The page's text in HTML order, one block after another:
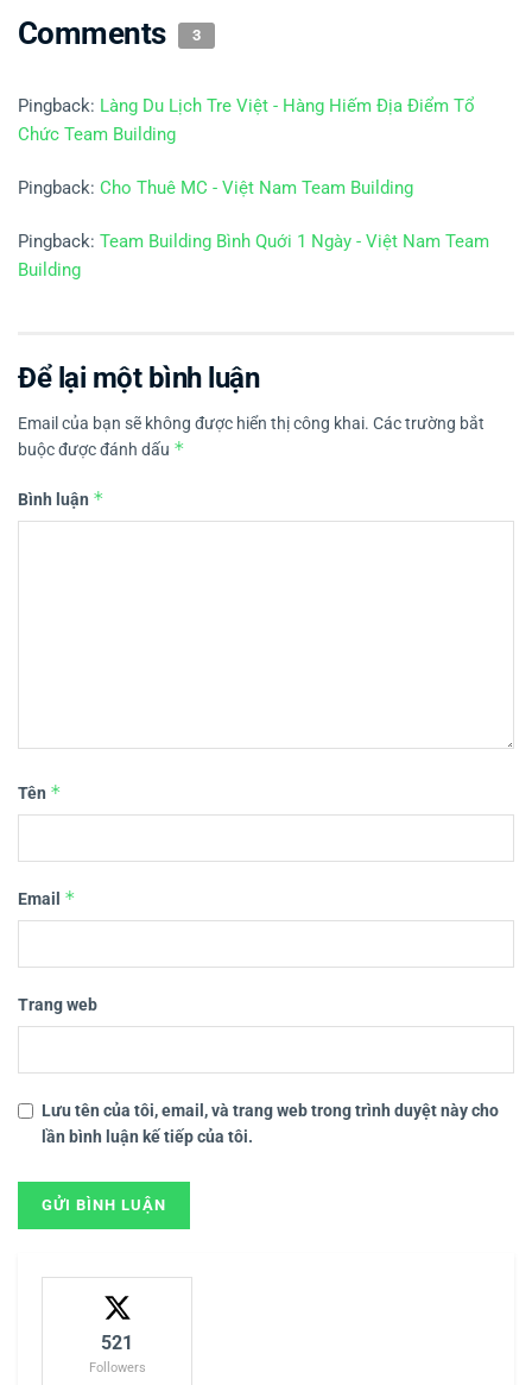
Comments 3
Pingback: Làng Du Lịch Tre Việt - Hàng Hiếm Địa Điểm Tổ
Chức Team Building
Pingback: Cho Thuê MC - Việt Nam Team Building
Pingback: Team Building Bình Quới 1 Ngày - Việt Nam Team
Building
Để lại một bình luận
Email của bạn sẽ không được hiển thị công khai. Các trường bắt
buộc được đánh dấu *
Bình luận *
Tên *
Email *
Trang web
Lưu tên của tôi, email, và trang web trong trình duyệt này cho
lần bình luận kế tiếp của tôi.
521
Followers